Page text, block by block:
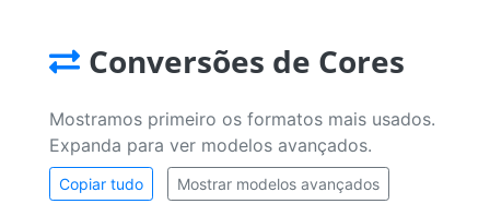
Conversões de Cores
Mostramos primeiro os formatos mais usados.
Expanda para ver modelos avançados.
Copiar tudo Mostrar modelos avançados